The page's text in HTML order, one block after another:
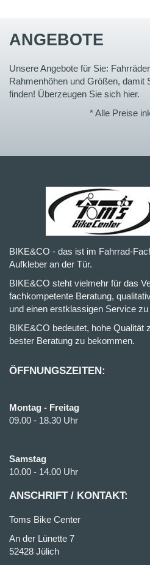
ANGEBOTE
Unsere Angebote für Sie:
Rahmenhöhen und Größen, damit
finden! Überzeugen Sie sich hier.
* Alle Preise
BIKE&CO - das ist im Fahrrad-
Aufkleber an der Tür.
BIKE&CO steht vielmehr für das
fachkompetente Beratung,
und einen erstklassigen Service zu
BIKE&CO bedeutet, hohe Qualität
bester Beratung zu bekommen.
ÖFFNUNGSZEITEN:
Montag - Freitag
09.00 - 18.30 Uhr
Samstag
10.00 - 14.00 Uhr
ANSCHRIFT / KONTAKT:
Toms Bike Center
An der Lünette 7
52428 Jülich